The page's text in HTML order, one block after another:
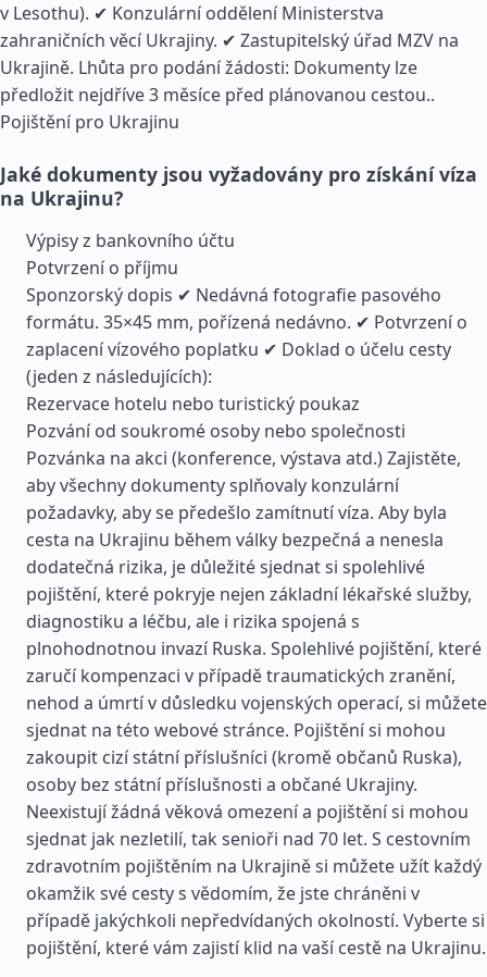
v Lesothu). ✔ Konzulární oddělení Ministerstva
zahraničních věcí Ukrajiny. ✔ Zastupitelský úřad MZV na
Ukrajině. Lhůta pro podání žádosti: Dokumenty lze
předložit nejdříve 3 měsíce před plánovanou cestou..
Pojištění pro Ukrajinu
Jaké dokumenty jsou vyžadovány pro získání víza
na Ukrajinu?
Výpisy z bankovního účtu
Potvrzení o příjmu
Sponzorský dopis ✔ Nedávná fotografie pasového
formátu. 35×45 mm, pořízená nedávno. ✔ Potvrzení o
zaplacení vízového poplatku ✔ Doklad o účelu cesty
(jeden z následujících):
Rezervace hotelu nebo turistický poukaz
Pozvání od soukromé osoby nebo společnosti
Pozvánka na akci (konference, výstava atd.) Zajistěte,
aby všechny dokumenty splňovaly konzulární
požadavky, aby se předešlo zamítnutí víza. Aby byla
cesta na Ukrajinu během války bezpečná a nenesla
dodatečná rizika, je důležité sjednat si spolehlivé
pojištění, které pokryje nejen základní lékařské služby,
diagnostiku a léčbu, ale i rizika spojená s
plnohodnotnou invazí Ruska. Spolehlivé pojištění, které
zaručí kompenzaci v případě traumatických zranění,
nehod a úmrtí v důsledku vojenských operací, si můžete
sjednat na této webové stránce. Pojištění si mohou
zakoupit cizí státní příslušníci (kromě občanů Ruska),
osoby bez státní příslušnosti a občané Ukrajiny.
Neexistují žádná věková omezení a pojištění si mohou
sjednat jak nezletilí, tak senioři nad 70 let. S cestovním
zdravotním pojištěním na Ukrajině si můžete užít každý
okamžik své cesty s vědomím, že jste chráněni v
případě jakýchkoli nepředvídaných okolností. Vyberte si
pojištění, které vám zajistí klid na vaší cestě na Ukrajinu.